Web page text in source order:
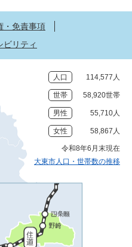
・免責事項
ビリティ
人口 114,577人
世帯 58,920世帯
男性 55,710人
女性 58,867人
令和8年6月末現在
大東市人口・世帯数の推移